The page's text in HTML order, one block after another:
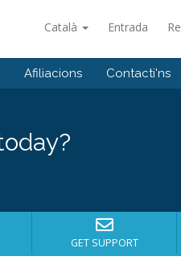
Català Entrada
Afiliacions Contacti'ns
GET SUPPORT